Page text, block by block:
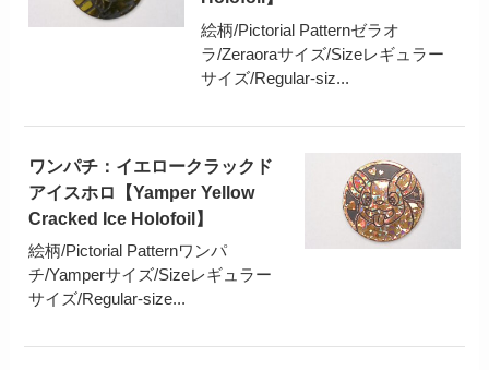
絵柄/Pictorial Patternゼラオ
ラ/Zeraoraサイズ/Sizeレギュラー
サイズ/Regular-siz...
ワンパチ：イエロークラックド
アイスホロ【Yamper Yellow
Cracked Ice Holofoil】
絵柄/Pictorial Patternワンパ
チ/Yamperサイズ/Sizeレギュラー
サイズ/Regular-size...